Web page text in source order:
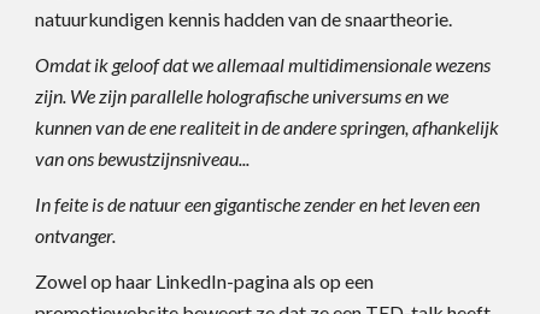
natuurkundigen kennis hadden van de snaartheorie.
Omdat ik geloof dat we allemaal multidimensionale wezens
zijn. We zijn parallelle holografische universums en we
kunnen van de ene realiteit in de andere springen, afhankelijk
van ons bewustzijnsniveau...
In feite is de natuur een gigantische zender en het leven een
ontvanger.
Zowel op haar LinkedIn-pagina als op een